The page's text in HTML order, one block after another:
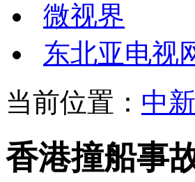
微视界
东北亚电视
当前位置： 中
香港撞船事